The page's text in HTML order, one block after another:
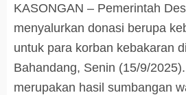
KASONGAN – Pemerintah
menyalurkan donasi berupa
untuk para korban kebakaran
Bahandang, Senin (15/9/
merupakan hasil sumbangan